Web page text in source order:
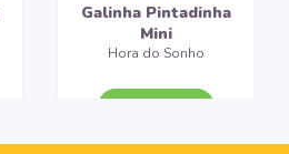
Galinha Pintadinha
Mini
Hora do Sonho